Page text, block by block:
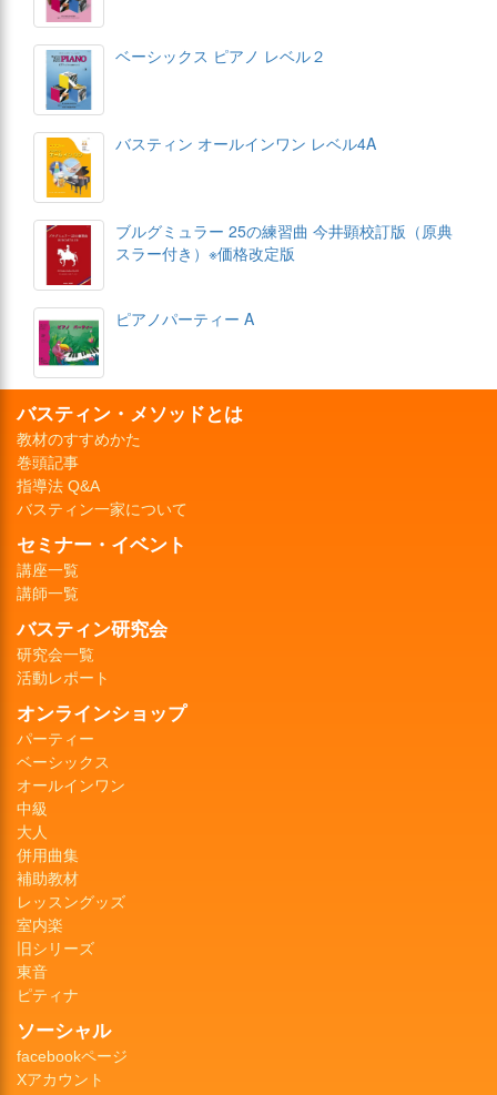
ベーシックス ピアノ レベル２
バスティン オールインワン レベル4A
ブルグミュラー 25の練習曲 今井顕校訂版（原典
スラー付き）※価格改定版
ピアノパーティー A
バスティン・メソッドとは
教材のすすめかた
巻頭記事
指導法 Q&A
バスティン一家について
セミナー・イベント
講座一覧
講師一覧
バスティン研究会
研究会一覧
活動レポート
オンラインショップ
パーティー
ベーシックス
オールインワン
中級
大人
併用曲集
補助教材
レッスングッズ
室内楽
旧シリーズ
東音
ピティナ
ソーシャル
facebookページ
Xアカウント